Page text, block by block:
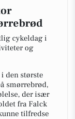
cykeldag i
og
den største
smørrebrød,
der især
fra Falck
tilfredse